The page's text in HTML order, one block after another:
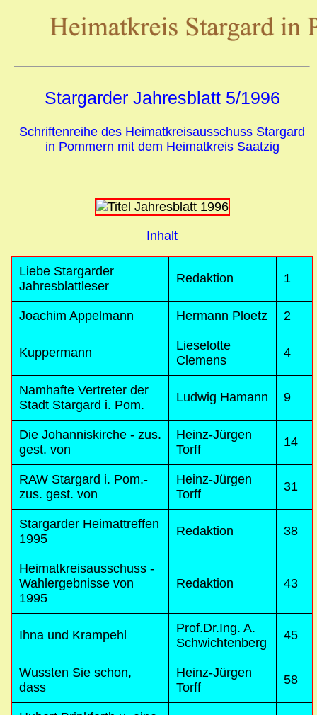
Stargarder Jahresblatt 5/1996
Schriftenreihe des Heimatkreisausschuss Stargard
in Pommern mit dem Heimatkreis Saatzig
Inhalt
Liebe Stargarder
Jahresblattleser
Redaktion 1
Joachim Appelmann Hermann Ploetz 2
Kuppermann
Lieselotte
Clemens
4
Namhafte Vertreter der
Stadt Stargard i. Pom.
Ludwig Hamann 9
Die Johanniskirche - zus.
gest. von
Heinz-Jürgen
Torff
14
RAW Stargard i. Pom.-
zus. gest. von
Heinz-Jürgen
Torff
31
Stargarder Heimattreffen
1995
Redaktion 38
Heimatkreisausschuss -
Wahlergebnisse von
1995
Redaktion 43
Ihna und Krampehl
Prof.Dr.Ing. A.
Schwichtenberg
45
Wussten Sie schon,
dass
Heinz-Jürgen
Torff
58